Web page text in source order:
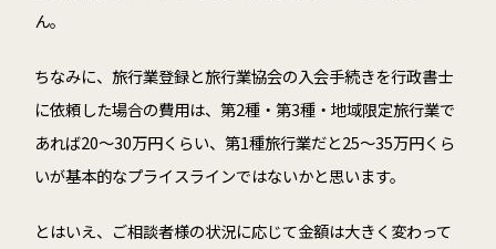
ん。
ちなみに、旅行業登録と旅行業協会の入会手続きを行政書士
に依頼した場合の費用は、第2種・第3種・地域限定旅行業で
あれば20～30万円くらい、第1種旅行業だと25～35万円くら
いが基本的なプライスラインではないかと思います。
とはいえ、ご相談者様の状況に応じて金額は大きく変わって